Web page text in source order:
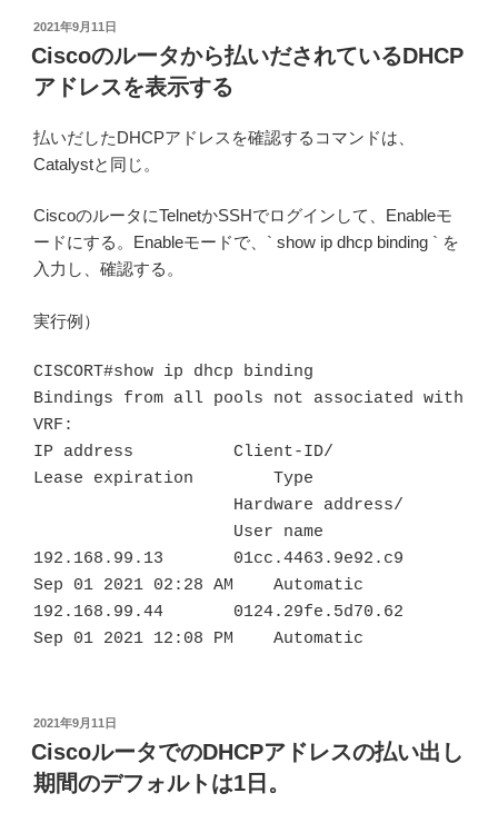
投
稿
日:
2021年9月11日
Ciscoのルータから払いだされているDHCP
アドレスを表示する
払いだしたDHCPアドレスを確認するコマンドは、
Catalystと同じ。
CiscoのルータにTelnetかSSHでログインして、Enableモ
ードにする。Enableモードで、` show ip dhcp binding ` を
入力し、確認する。
実行例）
CISCORT#show ip dhcp binding
Bindings from all pools not associated with
VRF:
IP address          Client-ID/
Lease expiration        Type
192.168.99.13       01cc.4463.9e92.c9
Sep 01 2021 02:28 AM    Automatic
192.168.99.44       0124.29fe.5d70.62
Sep 01 2021 12:08 PM    Automatic
投
稿
日:
2021年9月11日
CiscoルータでのDHCPアドレスの払い出し
期間のデフォルトは1日。